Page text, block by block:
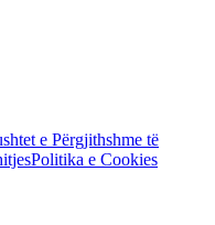
e Përgjithshme të
Politika e Cookies